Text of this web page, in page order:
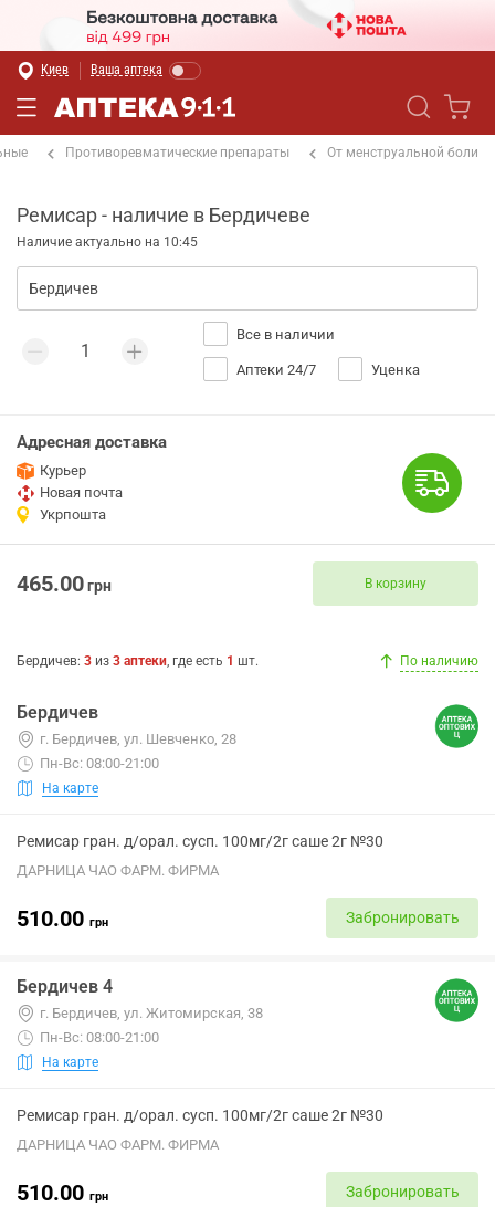
Киев Ваша аптека
Противоревматические препараты От менструальной боли
Ремисар - наличие в Бердичеве
Наличие актуально на 10:45
Все в наличии
Аптеки 24/7 Уценка
Адресная доставка
Курьер
Новая почта
Укрпошта
465.00грн В корзину
Бердичев: 3 из 3 аптеки, где есть 1 шт. По наличию
Бердичев
г. Бердичев, ул. Шевченко, 28
Пн-Вс: 08:00-21:00
На карте
Ремисар гран. д/орал. сусп. 100мг/2г саше 2г №30
ДАРНИЦА ЧАО ФАРМ. ФИРМА
510.00 грн Забронировать
Бердичев 4
г. Бердичев, ул. Житомирская, 38
Пн-Вс: 08:00-21:00
На карте
Ремисар гран. д/орал. сусп. 100мг/2г саше 2г №30
ДАРНИЦА ЧАО ФАРМ. ФИРМА
510.00 грн Забронировать